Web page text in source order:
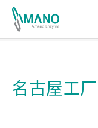
酶制剂应用领域
选择我们的理由
申请样品
网站地图
名古屋工厂